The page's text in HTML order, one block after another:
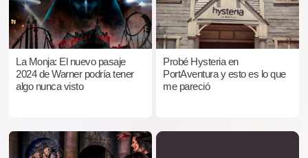
La Monja: El nuevo pasaje
2024 de Warner podría tener
algo nunca visto
Probé Hysteria en
PortAventura y esto es lo que
me pareció